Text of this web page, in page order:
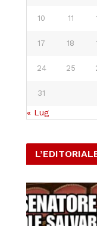
10 11
17 18
24 25
31
« Lug